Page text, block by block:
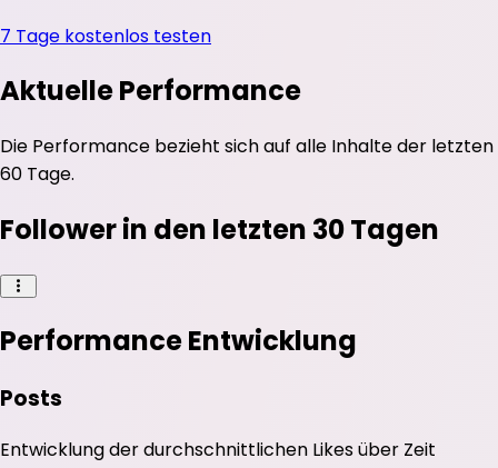
7 Tage kostenlos testen
Aktuelle Performance
Die Performance bezieht sich auf alle Inhalte der letzten
60 Tage.
Follower in den letzten 30 Tagen
Performance Entwicklung
Posts
Entwicklung der durchschnittlichen Likesüber Zeit